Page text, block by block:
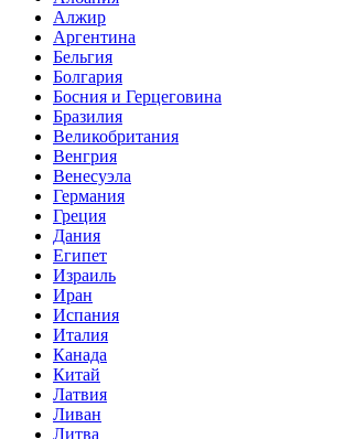
Алжир
Аргентина
Бельгия
Болгария
Босния и Герцеговина
Бразилия
Великобритания
Венгрия
Венесуэла
Германия
Греция
Дания
Египет
Израиль
Иран
Испания
Италия
Канада
Китай
Латвия
Ливан
Литва